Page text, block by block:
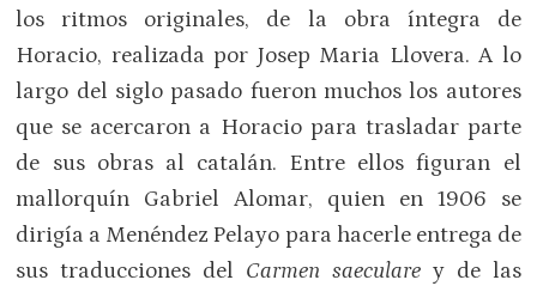
los ritmos originales, de la obra íntegra de
Horacio, realizada por Josep Maria Llovera. A lo
largo del siglo pasado fueron muchos los autores
que se acercaron a Horacio para trasladar parte
de sus obras al catalán. Entre ellos figuran el
mallorquín Gabriel Alomar, quien en 1906 se
dirigía a Menéndez Pelayo para hacerle entrega de
sus traducciones del Carmen saeculare y de las